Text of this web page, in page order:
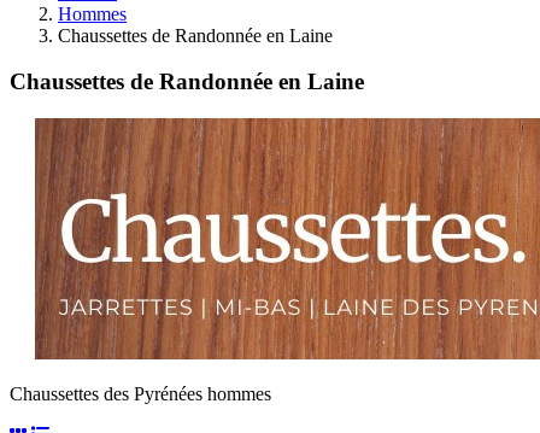
Hommes
Chaussettes de Randonnée en Laine
Chaussettes de Randonnée en Laine
Chaussettes des Pyrénées hommes